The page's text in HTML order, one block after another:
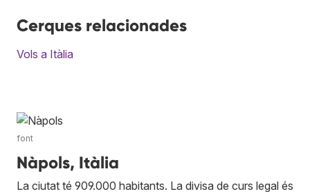
Cerques relacionades
Vols a Itàlia
font
Nàpols, Itàlia
La ciutat té 909.000 habitants. La divisa de curs legal és